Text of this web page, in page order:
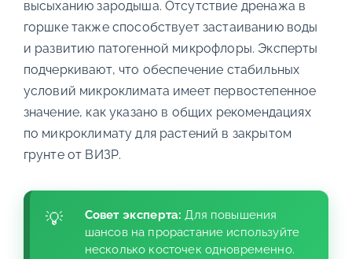
высыханию зародыша. Отсутствие дренажа в
горшке также способствует застаиванию воды
и развитию патогенной микрофлоры. Эксперты
подчеркивают, что обеспечение стабильных
условий микроклимата имеет первостепенное
значение, как указано в общих рекомендациях
по микроклимату для растений в закрытом
грунте от ВИЗР.
Совет эксперта: Для повышения
шансов на прорастание используйте
несколько косточек одновременно.